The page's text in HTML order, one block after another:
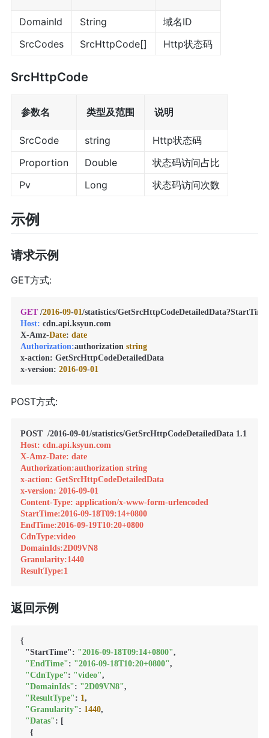
DomainId String
域名ID
SrcCodes
SrcHttpCode[] Http状态码
SrcHttpCode
参数名 类型及范围 说明
SrcCode string
Http状态码
Proportion
Double
状态码访问占比
Pv
Long 状态码访问次数
示例
请求示例
GET方式:
GET /2016-09-01 /statistics/
Host: cdn.api.ksyun.com
X-Amz-Date: date
Authorization:authorization string
x-action: GetSrcHttpCodeDetailedData
x-version: 2016-09-01
POST方式:
Host: cdn.api.ksyun.com
X-Amz-Date: date
Authorization:authorization string
x-action: GetSrcHttpCodeDetailedData
x-version: 2016-09-01
Content-Type: application/x-www-form-urlencoded
StartTime:2016-09-18T09:14+0800
EndTime:2016-09-19T10:20+0800
CdnType:video
DomainIds:2D09VN8
Granularity:1440
ResultType:1
返回示例
{
  "StartTime":
"2016-09-18T09:14+0800",
"EndTime": "2016-09-18T10:20+0800",
"CdnType": "video",
"DomainIds": "2D09VN8",
"ResultType": 1 ,
"Granularity": 1440,
"Datas": [
    {